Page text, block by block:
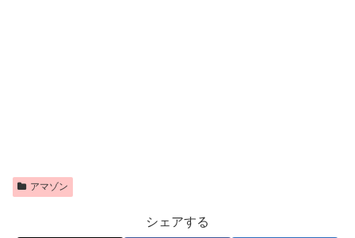
アマゾン
シェアする